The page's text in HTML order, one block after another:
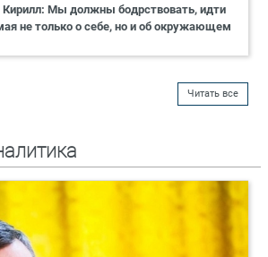
Мы должны бодрствовать, идти
не только о себе, но и об окружающем
Читать все